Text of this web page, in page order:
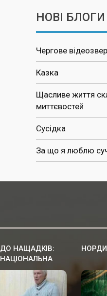
НОВІ БЛОГИ
Чергове
Казка
Щасливе життя
миттєвостей
Сусідка
За що я люблю
ДО НАЩАДКІВ: